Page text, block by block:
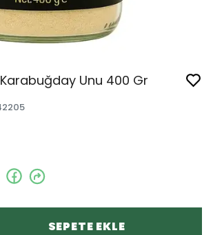
Unu 400 Gr
SEPETE EKLE